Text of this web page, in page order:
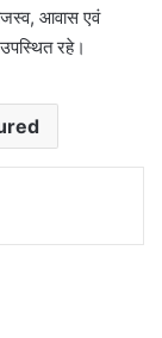
आवास एवं
उपस्थित रहे।